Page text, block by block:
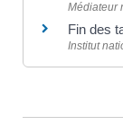
Médiateur
Fin des
Institut